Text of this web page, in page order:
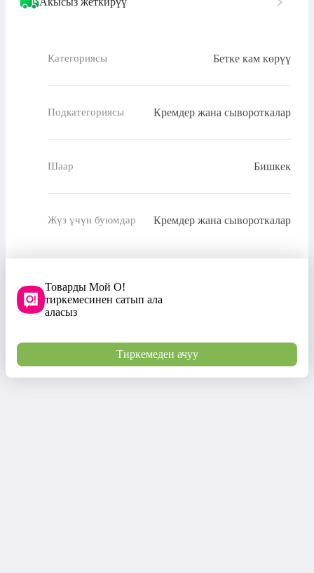
Категориясы Бетке кам көрүү
Подкатегориясы Кремдер жана сывороткалар
Шаар Бишкек
Жүз үчүн буюмдар Кремдер жана сывороткалар
Товарды Мой О!
тиркемесинен сатып ала
аласыз
Тиркемеден ачуу